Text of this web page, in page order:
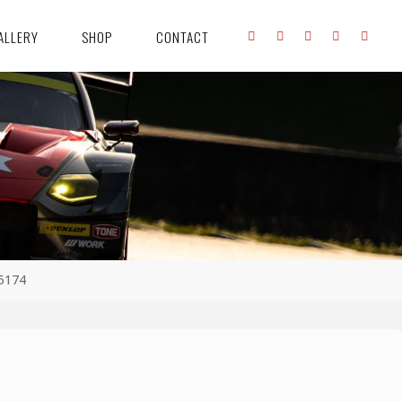
SHOP CONTACT